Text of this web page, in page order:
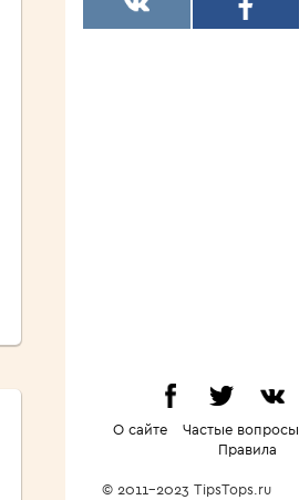
О сайте Частые вопросы
Правила
© 2011-2023 TipsTops.ru